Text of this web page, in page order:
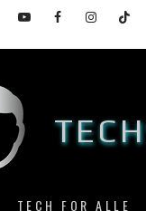
YouTubeFacebookInstagramTikTok
TECH FOR ALLE